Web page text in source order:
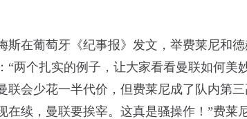
在葡萄牙《纪事报》发文，举费莱尼和
两个扎实的例子，让大家看看曼联如何美
会少花一半代价，但费莱尼成了队内第三
在续，曼联要挨宰。这真是骚操作！”费莱